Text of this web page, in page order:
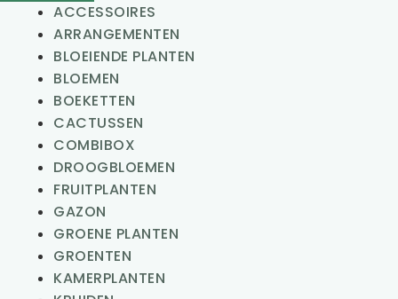
ACCESSOIRES
ARRANGEMENTEN
BLOEIENDE PLANTEN
BLOEMEN
BOEKETTEN
CACTUSSEN
COMBIBOX
DROOGBLOEMEN
FRUITPLANTEN
GAZON
GROENE PLANTEN
GROENTEN
KAMERPLANTEN